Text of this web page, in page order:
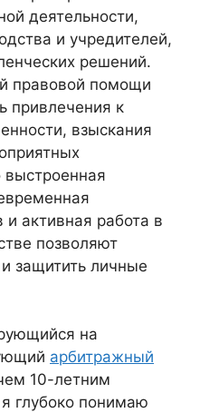
деятельности,
и учредителей,
решений.
правовой помощи
привлечения к
взыскания
выстроенная
и активная работа в
позволяют
защитить личные
на
арбитражный
10-летним
глубоко понимаю